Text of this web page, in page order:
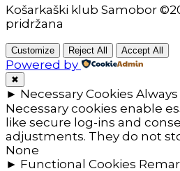
Košarkaški klub Samobor
pridržana
Customize Reject All Accept All
Powered by
✖
► Necessary Cookies
Necessary cookies enable
like secure log-ins and
adjustments. They do not
None
► Functional Cookies